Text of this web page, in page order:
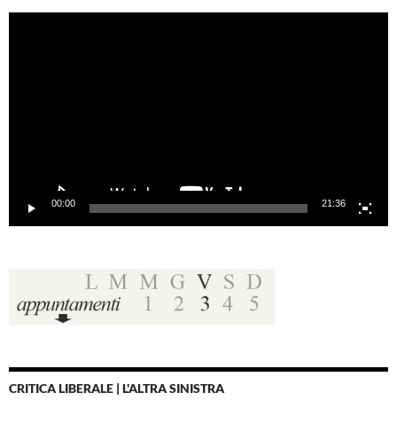
00:00 21:36
CRITICA LIBERALE | L'ALTRA SINISTRA